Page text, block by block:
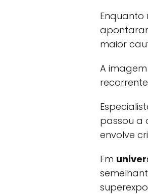
maior
A
passou a
envolve
Em